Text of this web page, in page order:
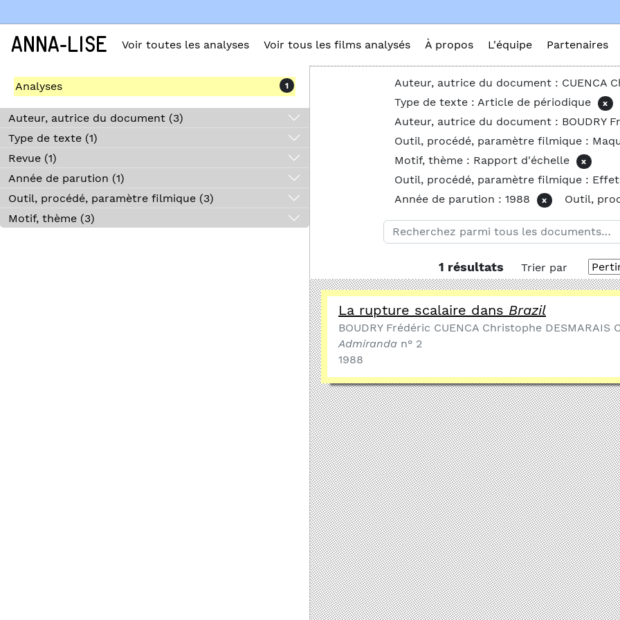
ANNA-LISE Voir toutes les analyses Voir tous les films analysés À propos L'équipe Partenaires
Analyses 1
Auteur, autrice du document (3)
Type de texte (1)
Revue (1)
Année de parution (1)
Outil, procédé, paramètre filmique (3)
Motif, thème (3)
Auteur, autrice du document : CUENCA
Type de texte : Article de périodique x
Auteur, autrice du document : BOUDRY
Outil, procédé, paramètre filmique :
Motif, thème : Rapport d'échelle x
Outil, procédé, paramètre filmique :
Année de parution : 1988 x Outil,
1 résultats Trier par
La rupture scalaire dans Brazil
BOUDRY Frédéric CUENCA Christophe DESMARAIS
Admiranda n° 2
1988